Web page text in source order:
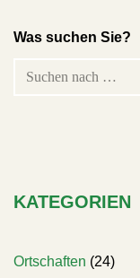
Was suchen Sie?
KATEGORIEN
Ortschaften (24)